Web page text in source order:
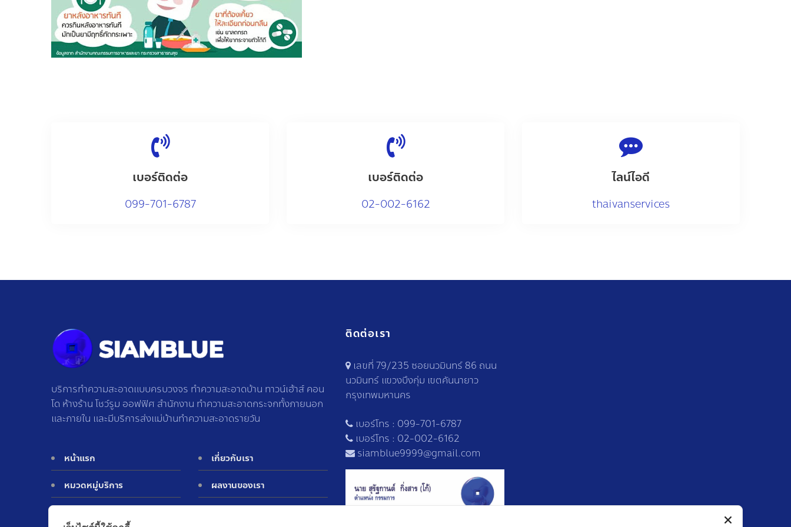
เบอร์ติดต่อ
099-701-6787
เบอร์ติดต่อ
02-002-6162
ไลน์ไอดี
thaivanservices
บริการทำความสะอาดแบบครบวงจร ทำความสะอาดบ้าน ทาวน์เฮ้าส์ คอน
โด ห้างร้าน โชว์รูม ออฟฟิศ สำนักงาน ทำความสะอาดกระจกทั้งภายนอก
และภายใน และมีบริการส่งแม่บ้านทำความสะอาดรายวัน
หน้าแรก
หมวดหมู่บริการ
เกี่ยวกับเรา
ผลงานของเรา
ติดต่อเรา
เลขที่ 79/235 ซอยนวมินทร์ 86 ถนน
นวมินทร์ แขวงบึงกุ่ม เขตคันนายาว
กรุงเทพมหานคร
เบอร์โทร : 099-701-6787
เบอร์โทร : 02-002-6162
siamblue9999@gmail.com